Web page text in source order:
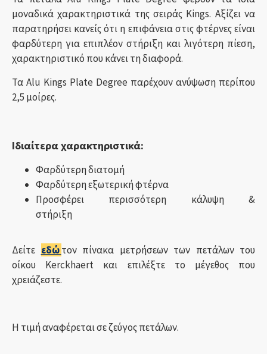
μοναδικά χαρακτηριστικά της σειράς Kings. Αξίζει να
παρατηρήσει κανείς ότι η επιφάνεια στις φτέρνες είναι
φαρδύτερη για επιπλέον στήριξη και λιγότερη πίεση,
χαρακτηριστικό που κάνει τη διαφορά.
Τα Alu Kings Plate Degree παρέχουν ανύψωση περίπου
2,5 μοίρες.
Ιδιαίτερα χαρακτηριστικά:
Φαρδύτερη διατομή
Φαρδύτερη εξωτερική φτέρνα
Προσφέρει περισσότερη κάλυψη &
στήριξη
Δείτε εδώτον πίνακα μετρήσεων των πετάλων του
οίκου Kerckhaert και επιλέξτε το μέγεθος που
χρειάζεστε.
Η τιμή αναφέρεται σε ζεύγος πετάλων.